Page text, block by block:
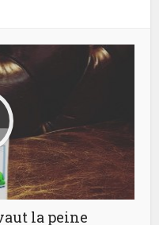
la peine